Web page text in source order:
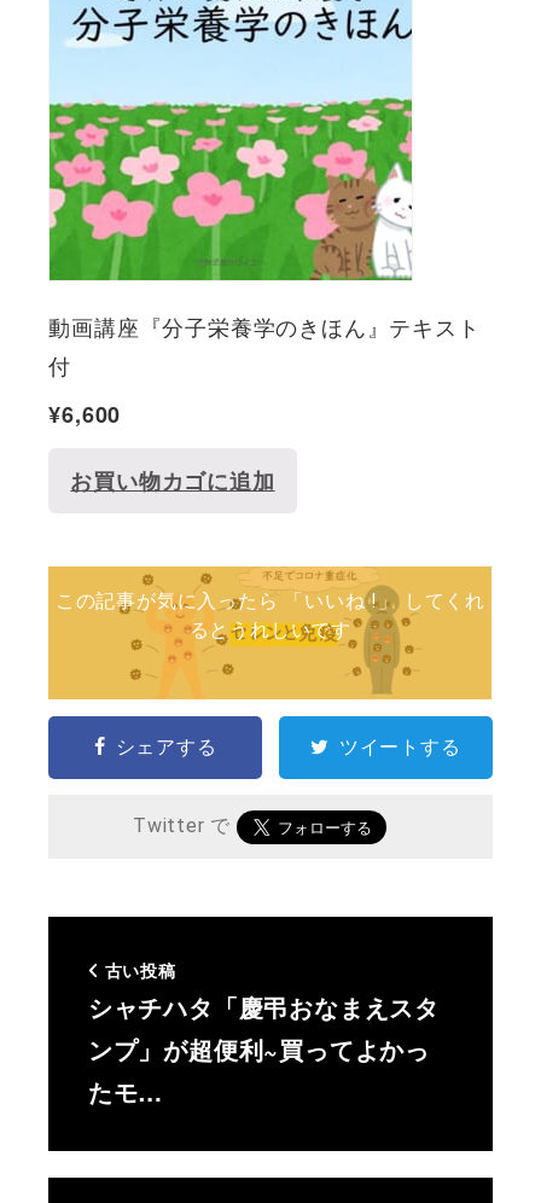
動画講座『分子栄養学のきほん』テキスト
付
¥6,600
お買い物カゴに追加
この記事が気に入ったら 「いいね !」 してくれ
るとうれしいです
シェアする ツイートする
Twitter で
古い投稿
シャチハタ「慶弔おなまえスタ
ンプ」が超便利~買ってよかっ
たモ…